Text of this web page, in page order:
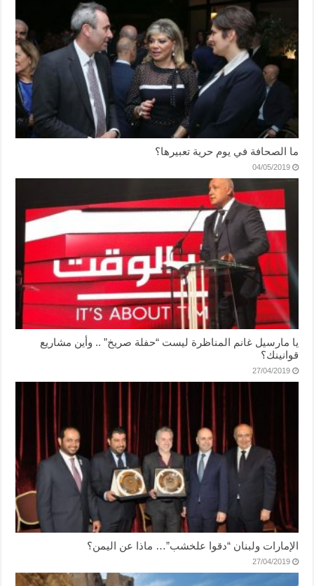
ما الصحافة في يوم حرية تعبيرها؟
04/05/2019
يا مارسيل غانم المناظرة ليست “حفلة صريخ” .. وأين مشاريع
قوانينك؟
27/04/2019
الإمارات ولبنان “دقوا علخشب”… ماذا عن اليمن؟
27/04/2019